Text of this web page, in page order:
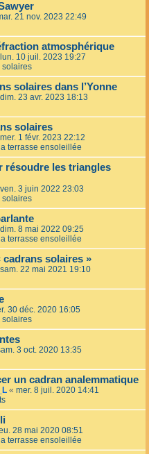
21 nov. 2023 22:49
atmosphérique
lun. 10 juil. 2023 19:27
solaires
solaires dans l’Yonne
dim. 23 avr. 2023 18:13
solaires
mer. 1 févr. 2023 22:12
terrasse ensoleillée
résoudre les triangles
ven. 3 juin 2022 23:03
solaires
dim. 8 mai 2022 09:25
terrasse ensoleillée
cadrans solaires »
sam. 22 mai 2021 19:10
30 déc. 2020 16:05
solaires
3 oct. 2020 13:35
un cadran analemmatique
« mer. 8 juil. 2020 14:41
28 mai 2020 08:51
terrasse ensoleillée